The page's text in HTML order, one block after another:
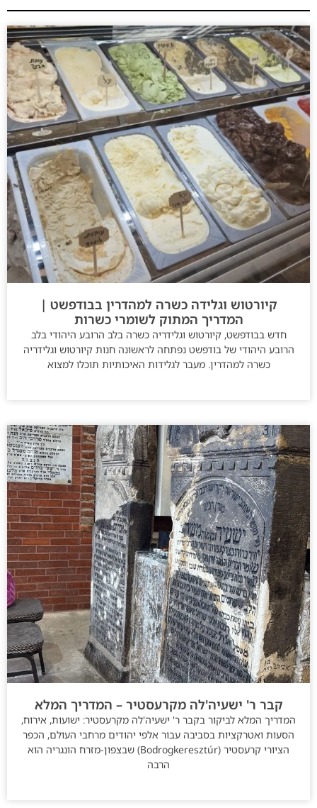
קיורטוש וגלידה כשרה למהדרין בבודפשט |
המדריך המתוק לשומרי כשרות
חדש בבודפשט, קיורטוש וגלידריה כשרה בלב הרובע היהודי בלב
הרובע היהודי של בודפשט נפתחה לראשונה חנות קיורטוש וגלידריה
כשרה למהדרין. מעבר לגלידות האיכותיות תוכלו למצוא
קבר ר' ישעיה'לה מקרעסטיר – המדריך המלא
המדריך המלא לביקור בקבר ר' ישעיה'לה מקרעסטיר: ישועות, אירוח,
הסעות ואטרקציות בסביבה עבור אלפי יהודים מרחבי העולם, הכפר
הציורי קרעסטיר (Bodrogkeresztúr) שבצפון-מזרח הונגריה הוא
הרבה